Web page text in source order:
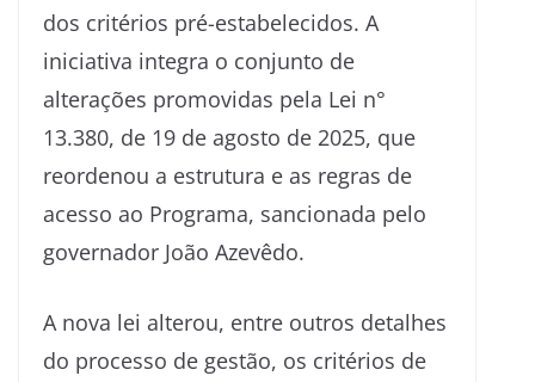
dos critérios pré-estabelecidos. A
iniciativa integra o conjunto de
alterações promovidas pela Lei n°
13.380, de 19 de agosto de 2025, que
reordenou a estrutura e as regras de
acesso ao Programa, sancionada pelo
governador João Azevêdo.
A nova lei alterou, entre outros detalhes
do processo de gestão, os critérios de